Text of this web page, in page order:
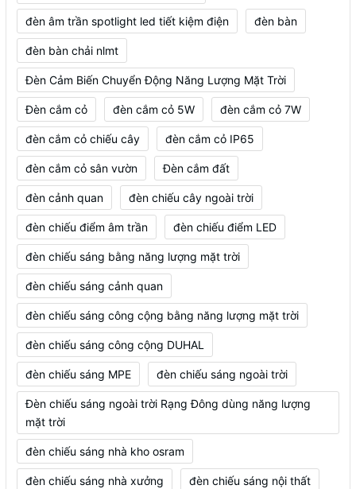
đèn âm trần spotlight led tiết kiệm điện đèn bàn
đèn bàn chải nlmt
Đèn Cảm Biến Chuyển Động Năng Lượng Mặt Trời
Đèn cắm cỏ đèn cắm cỏ 5W đèn cắm cỏ 7W
đèn cắm cỏ chiếu cây đèn cắm cỏ IP65
đèn cắm cỏ sân vườn Đèn cắm đất
đèn cảnh quan đèn chiếu cây ngoài trời
đèn chiếu điểm âm trần đèn chiếu điểm LED
đèn chiếu sáng bằng năng lượng mặt trời
đèn chiếu sáng cảnh quan
đèn chiếu sáng công cộng bằng năng lượng mặt trời
đèn chiếu sáng công cộng DUHAL
đèn chiếu sáng MPE đèn chiếu sáng ngoài trời
Đèn chiếu sáng ngoài trời Rạng Đông dùng năng lượng
mặt trời
đèn chiếu sáng nhà kho osram
đèn chiếu sáng nhà xưởng đèn chiếu sáng nội thất